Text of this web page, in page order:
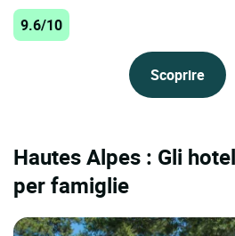
9.6/10
Scoprire
Hautes Alpes : Gli
per famiglie